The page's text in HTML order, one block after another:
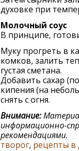
духовке при
Молочный соус
В принципе,
Муку прогреть в
комков, залить
густая сметана.
Добавить сахар
кипения (на
снять с огня.
Внимание:
информационно-
рекомендациями.
творог, рецепты в